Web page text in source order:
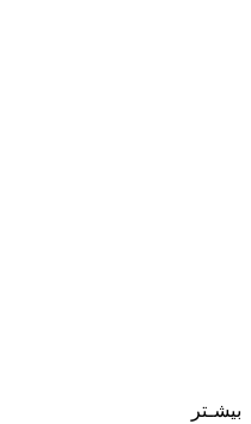
بیشـتر